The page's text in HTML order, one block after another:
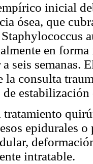
inicial
ósea, que
en
seis semanas.
la consulta
tratamiento
epidurales
intratable.